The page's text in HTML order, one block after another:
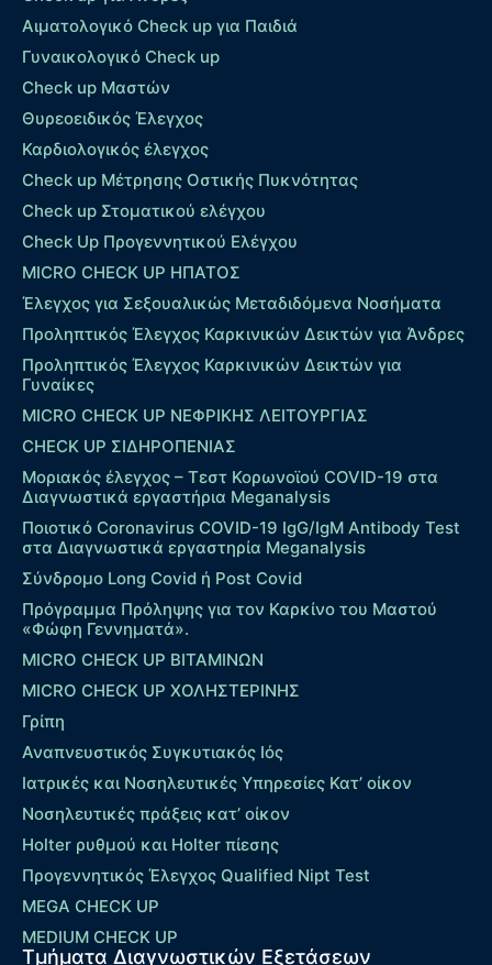
Αιματολογικό Check up για Παιδιά
Γυναικολογικό Check up
Check up Μαστών
Θυρεοειδικός Έλεγχος
Καρδιολογικός έλεγχος
Check up Mέτρησης Οστικής Πυκνότητας
Check up Στοματικού ελέγχου
Check Up Προγεννητικού Ελέγχου
MICRO CHECK UP HΠΑΤΟΣ
Έλεγχος για Σεξουαλικώς Μεταδιδόμενα Νοσήματα
Προληπτικός Έλεγχος Καρκινικών Δεικτών για Άνδρες
Προληπτικός Έλεγχος Καρκινικών Δεικτών για
Γυναίκες
MICRO CHECK UP ΝΕΦΡΙΚΗΣ ΛΕΙΤΟΥΡΓΙΑΣ
CHECK UP ΣΙΔΗΡΟΠΕΝΙΑΣ
Μοριακός έλεγχος – Τεστ Κορωνοϊού COVID-19 στα
Διαγνωστικά εργαστήρια Meganalysis
Ποιοτικό Coronavirus COVID-19 IgG/IgM Antibody Test
στα Διαγνωστικά εργαστηρία Meganalysis
Σύνδρομο Long Covid ή Post Covid
Πρόγραμμα Πρόληψης για τον Καρκίνο του Μαστού
«Φώφη Γεννηματά».
MICRO CHECK UP ΒΙΤΑΜΙΝΩΝ
MICRO CHECK UP ΧΟΛΗΣΤΕΡΙΝΗΣ
Γρίπη
Αναπνευστικός Συγκυτιακός Ιός
Ιατρικές και Νοσηλευτικές Υπηρεσίες Κατ’ οίκον
Νοσηλευτικές πράξεις κατ’ οίκον
Holter ρυθμού και Holter πίεσης
Προγεννητικός Έλεγχος Qualified Nipt Test
MEGA CHECK UP
MEDIUM CHECK UP
Τμήματα Διαγνωστικών Εξετάσεων